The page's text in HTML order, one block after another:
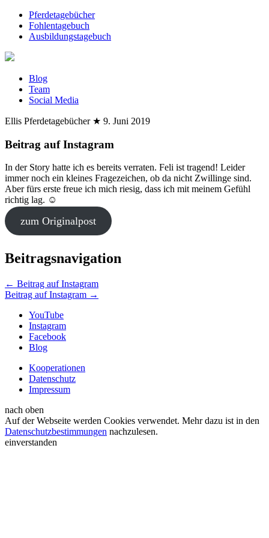
Pferdetagebücher
Fohlentagebuch
Ausbildungstagebuch
Blog
Team
Social Media
Ellis Pferdetagebücher ★ 9. Juni 2019
Beitrag auf Instagram
In der Story hatte ich es bereits verraten. Feli ist tragend! Leider
immer noch ein kleines Fragezeichen, ob da nicht Zwillinge sind.
Aber fürs erste freue ich mich riesig, dass ich mit meinem Gefühl
richtig lag. ☺️
zum Originalpost
Beitragsnavigation
← Beitrag auf Instagram
Beitrag auf Instagram →
YouTube
Instagram
Facebook
Blog
Kooperationen
Datenschutz
Impressum
nach oben
Auf der Webseite werden Cookies verwendet. Mehr dazu ist in den
Datenschutzbestimmungen nachzulesen.
einverstanden